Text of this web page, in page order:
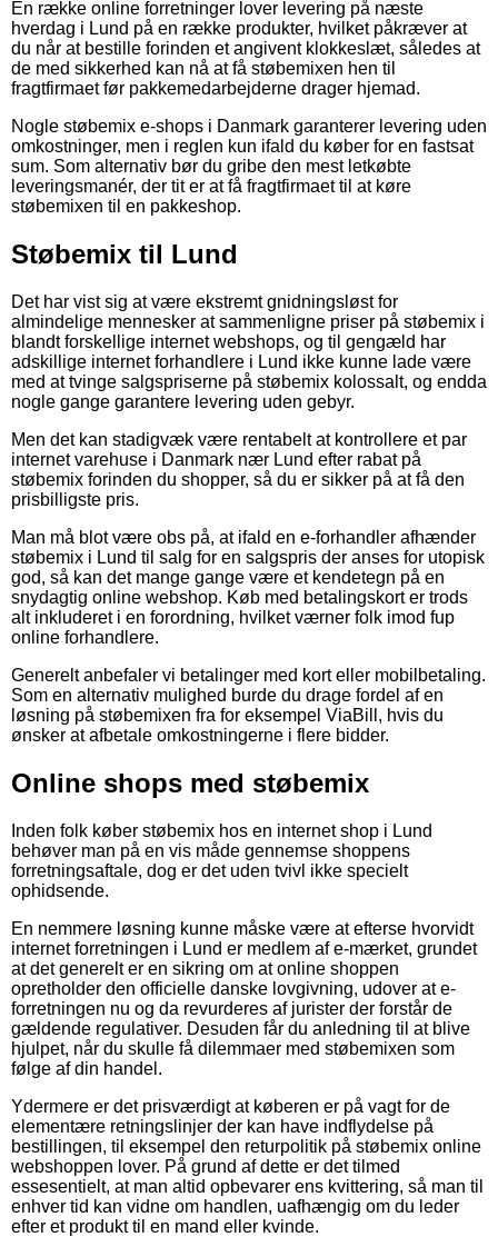
En række online forretninger lover levering på næste
hverdag i Lund på en række produkter, hvilket påkræver at
du når at bestille forinden et angivent klokkeslæt, således at
de med sikkerhed kan nå at få støbemixen hen til
fragtfirmaet før pakkemedarbejderne drager hjemad.
Nogle støbemix e-shops i Danmark garanterer levering uden
omkostninger, men i reglen kun ifald du køber for en fastsat
sum. Som alternativ bør du gribe den mest letkøbte
leveringsmanér, der tit er at få fragtfirmaet til at køre
støbemixen til en pakkeshop.
Støbemix til Lund
Det har vist sig at være ekstremt gnidningsløst for
almindelige mennesker at sammenligne priser på støbemix i
blandt forskellige internet webshops, og til gengæld har
adskillige internet forhandlere i Lund ikke kunne lade være
med at tvinge salgspriserne på støbemix kolossalt, og endda
nogle gange garantere levering uden gebyr.
Men det kan stadigvæk være rentabelt at kontrollere et par
internet varehuse i Danmark nær Lund efter rabat på
støbemix forinden du shopper, så du er sikker på at få den
prisbilligste pris.
Man må blot være obs på, at ifald en e-forhandler afhænder
støbemix i Lund til salg for en salgspris der anses for utopisk
god, så kan det mange gange være et kendetegn på en
snydagtig online webshop. Køb med betalingskort er trods
alt inkluderet i en forordning, hvilket værner folk imod fup
online forhandlere.
Generelt anbefaler vi betalinger med kort eller mobilbetaling.
Som en alternativ mulighed burde du drage fordel af en
løsning på støbemixen fra for eksempel ViaBill, hvis du
ønsker at afbetale omkostningerne i flere bidder.
Online shops med støbemix
Inden folk køber støbemix hos en internet shop i Lund
behøver man på en vis måde gennemse shoppens
forretningsaftale, dog er det uden tvivl ikke specielt
ophidsende.
En nemmere løsning kunne måske være at efterse hvorvidt
internet forretningen i Lund er medlem af e-mærket, grundet
at det generelt er en sikring om at online shoppen
opretholder den officielle danske lovgivning, udover at e-
forretningen nu og da revurderes af jurister der forstår de
gældende regulativer. Desuden får du anledning til at blive
hjulpet, når du skulle få dilemmaer med støbemixen som
følge af din handel.
Ydermere er det prisværdigt at køberen er på vagt for de
elementære retningslinjer der kan have indflydelse på
bestillingen, til eksempel den returpolitik på støbemix online
webshoppen lover. På grund af dette er det tilmed
essesentielt, at man altid opbevarer ens kvittering, så man til
enhver tid kan vidne om handlen, uafhængig om du leder
efter et produkt til en mand eller kvinde.